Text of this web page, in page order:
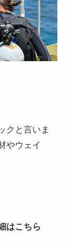
クと言いま
やウェイ
はこちら